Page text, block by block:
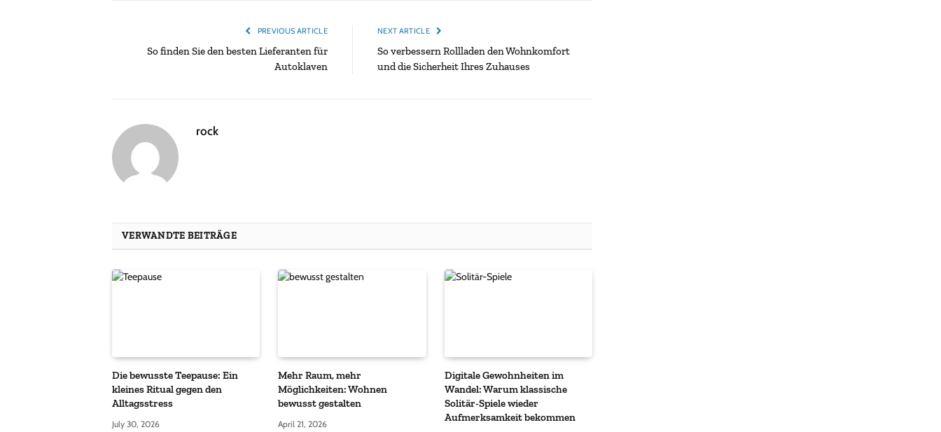
PREVIOUS ARTICLE
So finden Sie den besten Lieferanten für
Autoklaven
NEXT ARTICLE
So verbessern Rollladen den Wohnkomfort
und die Sicherheit Ihres Zuhauses
rock
VERWANDTE BEITRÄGE
Die bewusste Teepause: Ein
kleines Ritual gegen den
Alltagsstress
July 30, 2026
Mehr Raum, mehr
Möglichkeiten: Wohnen
bewusst gestalten
April 21, 2026
Digitale Gewohnheiten im
Wandel: Warum klassische
Solitär-Spiele wieder
Aufmerksamkeit bekommen